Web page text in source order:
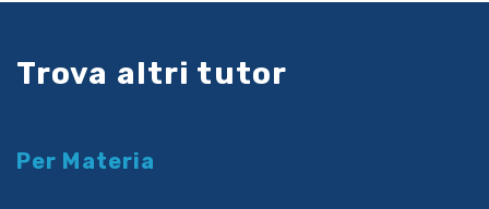
Trova altri tutor
Per Materia